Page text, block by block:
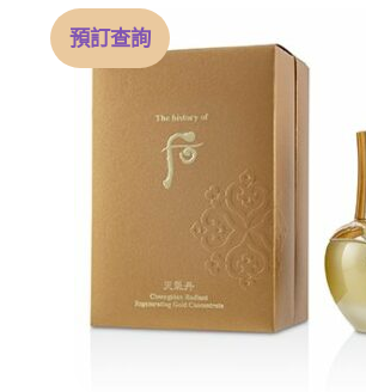
預訂查詢